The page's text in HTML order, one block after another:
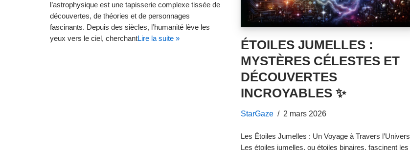
l’astrophysique est une tapisserie complexe tissée de
découvertes, de théories et de personnages
fascinants. Depuis des siècles, l’humanité lève les
yeux vers le ciel, cherchantLire la suite »
ÉTOILES JUMELLES :
MYSTÈRES CÉLESTES ET
DÉCOUVERTES
INCROYABLES ✨
StarGaze 2 mars 2026
Les Étoiles Jumelles : Un Voyage à Travers l’Univers
Les étoiles jumelles, ou étoiles binaires, fascinent les